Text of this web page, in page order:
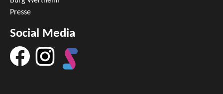
Presse
Social Media